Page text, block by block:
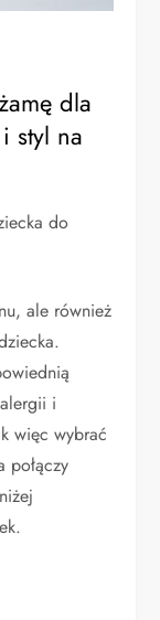
dla
styl na
do
ale również
i
więc wybrać
połączy